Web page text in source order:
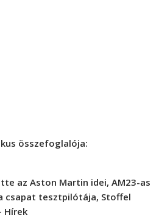
összefoglalója:
az Aston Martin idei, AM23-as
csapat tesztpilótája, Stoffel
Hírek